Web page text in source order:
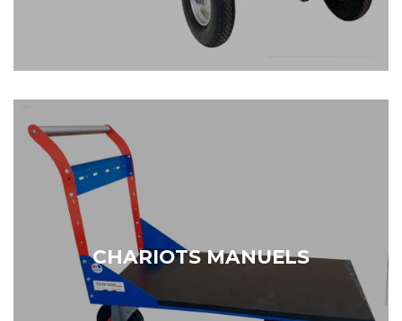
CHARIOTS MANUELS
Chariots à main
A base de chariot à main, les solutions
imaginées avec vous déjà disponibles